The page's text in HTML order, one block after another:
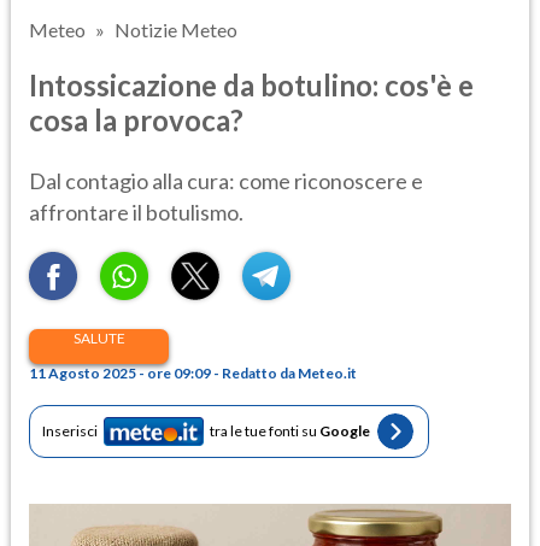
Meteo Notizie Meteo
Intossicazione da botulino: cos'è e
cosa la provoca?
Dal contagio alla cura: come riconoscere e
affrontare il botulismo.
SALUTE
11 Agosto 2025 - ore 09:09 - Redatto da Meteo.it
Inserisci tra le tue fonti su Google